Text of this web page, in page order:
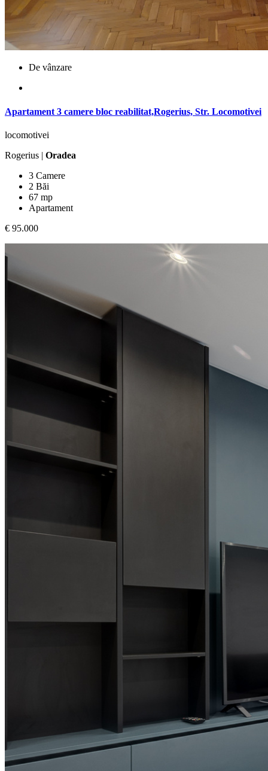
De vânzare
Apartament 3 camere bloc reabilitat,Rogerius, Str. Locomotivei
locomotivei
Rogerius | Oradea
3 Camere
2 Băi
67 mp
Apartament
€ 95.000